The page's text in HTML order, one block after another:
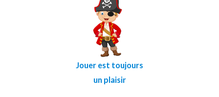
Jouer est toujours
un plaisir